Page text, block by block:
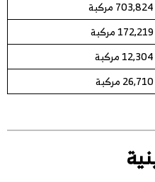
703,824 مركبة
172,219 مركبة
12,304 مركبة
26,710 مركبة